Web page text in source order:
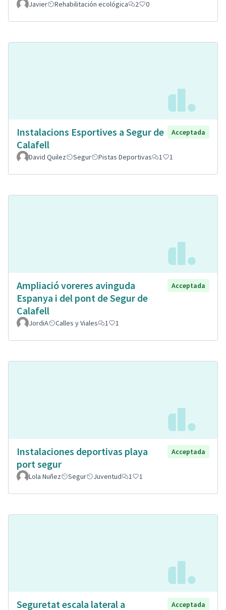
Javier Rehabilitación ecológica 2 0
Instalacions Esportives a Segur de
Calafell
Acceptada
David Quilez Segur Pistas Deportivas 1 1
Ampliació voreres avinguda
Espanya i del pont de Segur de
Calafell
Acceptada
JordiA Calles y Viales 1 1
Instalaciones deportivas playa
port segur
Acceptada
Lola Nuñez Segur Juventud 1 1
Seguretat escala lateral a
Acceptada